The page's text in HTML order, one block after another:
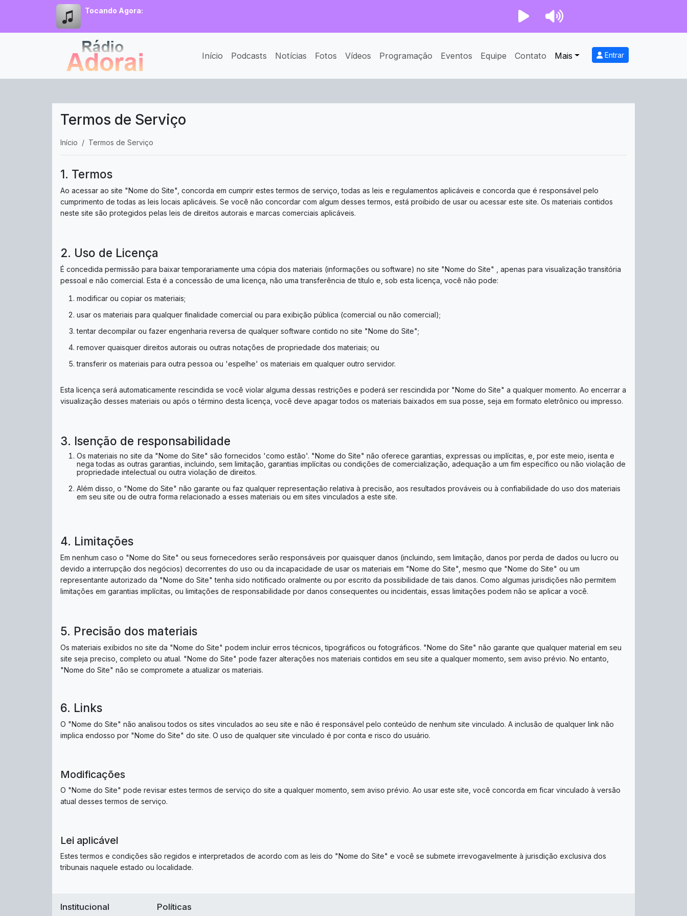
Tocando Agora:
Início Podcasts Notícias Fotos Vídeos Programação Eventos Equipe Contato Mais Entrar
Termos de Serviço
Início Termos de Serviço
1. Termos
Ao acessar ao site "Nome do Site", concorda em cumprir estes termos de serviço, todas as leis e regulamentos aplicáveis ​​e concorda que é responsável pelo
cumprimento de todas as leis locais aplicáveis. Se você não concordar com algum desses termos, está proibido de usar ou acessar este site. Os materiais contidos
neste site são protegidos pelas leis de direitos autorais e marcas comerciais aplicáveis.
2. Uso de Licença
É concedida permissão para baixar temporariamente uma cópia dos materiais (informações ou software) no site "Nome do Site" , apenas para visualização transitória
pessoal e não comercial. Esta é a concessão de uma licença, não uma transferência de título e, sob esta licença, você não pode:
modificar ou copiar os materiais;
usar os materiais para qualquer finalidade comercial ou para exibição pública (comercial ou não comercial);
tentar decompilar ou fazer engenharia reversa de qualquer software contido no site "Nome do Site";
remover quaisquer direitos autorais ou outras notações de propriedade dos materiais; ou
transferir os materiais para outra pessoa ou 'espelhe' os materiais em qualquer outro servidor.
Esta licença será automaticamente rescindida se você violar alguma dessas restrições e poderá ser rescindida por "Nome do Site" a qualquer momento. Ao encerrar a
visualização desses materiais ou após o término desta licença, você deve apagar todos os materiais baixados em sua posse, seja em formato eletrônico ou impresso.
3. Isenção de responsabilidade
Os materiais no site da "Nome do Site" são fornecidos 'como estão'. "Nome do Site" não oferece garantias, expressas ou implícitas, e, por este meio, isenta e
nega todas as outras garantias, incluindo, sem limitação, garantias implícitas ou condições de comercialização, adequação a um fim específico ou não violação de
propriedade intelectual ou outra violação de direitos.
Além disso, o "Nome do Site" não garante ou faz qualquer representação relativa à precisão, aos resultados prováveis ​​ou à confiabilidade do uso dos materiais
em seu site ou de outra forma relacionado a esses materiais ou em sites vinculados a este site.
4. Limitações
Em nenhum caso o "Nome do Site" ou seus fornecedores serão responsáveis ​​por quaisquer danos (incluindo, sem limitação, danos por perda de dados ou lucro ou
devido a interrupção dos negócios) decorrentes do uso ou da incapacidade de usar os materiais em "Nome do Site", mesmo que "Nome do Site" ou um
representante autorizado da "Nome do Site" tenha sido notificado oralmente ou por escrito da possibilidade de tais danos. Como algumas jurisdições não permitem
limitações em garantias implícitas, ou limitações de responsabilidade por danos consequentes ou incidentais, essas limitações podem não se aplicar a você.
5. Precisão dos materiais
Os materiais exibidos no site da "Nome do Site" podem incluir erros técnicos, tipográficos ou fotográficos. "Nome do Site" não garante que qualquer material em seu
site seja preciso, completo ou atual. "Nome do Site" pode fazer alterações nos materiais contidos em seu site a qualquer momento, sem aviso prévio. No entanto,
"Nome do Site" não se compromete a atualizar os materiais.
6. Links
O "Nome do Site" não analisou todos os sites vinculados ao seu site e não é responsável pelo conteúdo de nenhum site vinculado. A inclusão de qualquer link não
implica endosso por "Nome do Site" do site. O uso de qualquer site vinculado é por conta e risco do usuário.
Modificações
O "Nome do Site" pode revisar estes termos de serviço do site a qualquer momento, sem aviso prévio. Ao usar este site, você concorda em ficar vinculado à versão
atual desses termos de serviço.
Lei aplicável
Estes termos e condições são regidos e interpretados de acordo com as leis do "Nome do Site" e você se submete irrevogavelmente à jurisdição exclusiva dos
tribunais naquele estado ou localidade.
Institucional Políticas